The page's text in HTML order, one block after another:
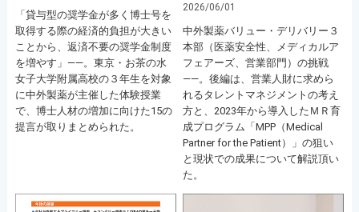
「貸与型の奨学金が多く博士号を
取得する際の経済的負担が大きい
ことから、返済不要の奨学金制度
を増やす」――。東京・お茶の水
女子大学附属高校の３年生を対象
に中外製薬が主催した体験授業
で、博士人材の増加に向けた15の
提言が取りまとめられた。
2026/06/01
中外製薬バリュー・デリバリー３
本部（医薬安全性、メディカルア
フェアーズ、営業部門）の挑戦
――。後編は、営業人財に求めら
れるタレントマネジメントの考え
方と、2023年から導入したＭＲ育
成プログラム「MPP（Medical
Partner for the Patient）」の狙い
と現状での成果について解説頂い
た。